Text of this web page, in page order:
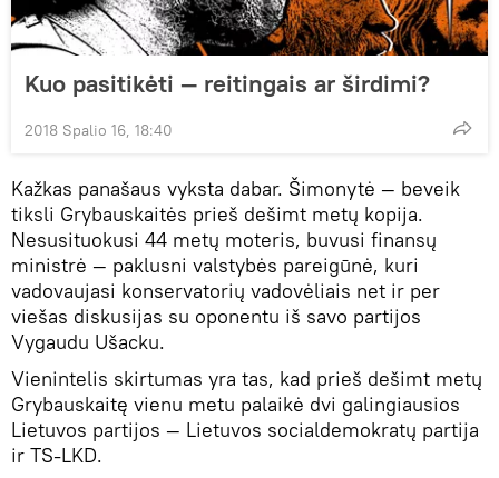
Kuo pasitikėti — reitingais ar širdimi?
2018 Spalio 16, 18:40
Kažkas panašaus vyksta dabar. Šimonytė — beveik
tiksli Grybauskaitės prieš dešimt metų kopija.
Nesusituokusi 44 metų moteris, buvusi finansų
ministrė — paklusni valstybės pareigūnė, kuri
vadovaujasi konservatorių vadovėliais net ir per
viešas diskusijas su oponentu iš savo partijos
Vygaudu Ušacku.
Vienintelis skirtumas yra tas, kad prieš dešimt metų
Grybauskaitę vienu metu palaikė dvi galingiausios
Lietuvos partijos — Lietuvos socialdemokratų partija
ir TS-LKD.